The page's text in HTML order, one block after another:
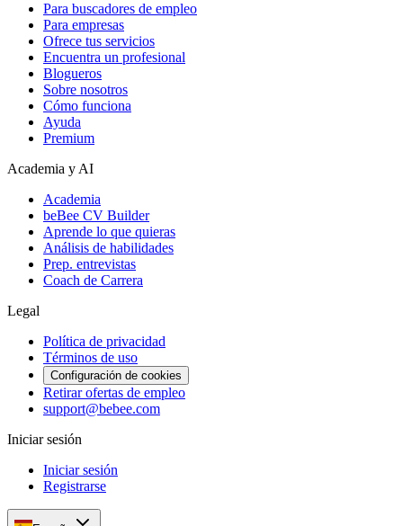
Para buscadores de empleo
Para empresas
Ofrece tus servicios
Encuentra un profesional
Blogueros
Sobre nosotros
Cómo funciona
Ayuda
Premium
Academia y AI
Academia
beBee CV Builder
Aprende lo que quieras
Análisis de habilidades
Prep. entrevistas
Coach de Carrera
Legal
Política de privacidad
Términos de uso
Configuración de cookies
Retirar ofertas de empleo
support@bebee.com
Iniciar sesión
Iniciar sesión
Registrarse